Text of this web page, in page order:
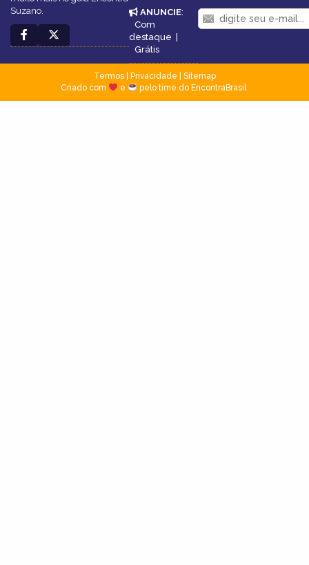
Suzano.
ANUNCIE:
Com
destaque
Grátis
Termos| Privacidade
Sitemap
Criado com
e pelo time do EncontraBrasil